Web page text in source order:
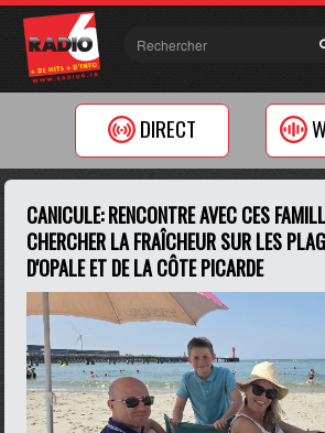
DIRECT
CANICULE: RENCONTRE AVEC CES
CHERCHER LA FRAÎCHEUR SUR LES
D'OPALE ET DE LA CÔTE PICARDE